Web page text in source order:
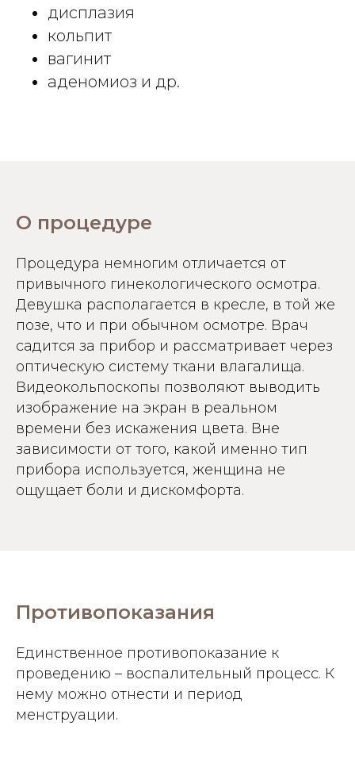
дисплазия
кольпит
вагинит
аденомиоз и др.
О процедуре
Процедура немногим отличается от
привычного гинекологического осмотра.
Девушка располагается в кресле, в той же
позе, что и при обычном осмотре. Врач
садится за прибор и рассматривает через
оптическую систему ткани влагалища.
Видеокольпоскопы позволяют выводить
изображение на экран в реальном
времени без искажения цвета. Вне
зависимости от того, какой именно тип
прибора используется, женщина не
ощущает боли и дискомфорта.
Противопоказания
Единственное противопоказание к
проведению – воспалительный процесс. К
нему можно отнести и период
менструации.